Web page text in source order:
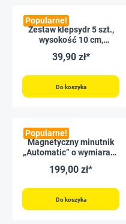
Popularne!
Zestaw klepsydr 5 szt.,
wysokość 10 cm,
39,90 zł*
Do koszyka
Popularne!
Magnetyczny minutnik
„Automatic” o wymiarach
sygnalizacji świetlnej
199,00 zł*
Do koszyka